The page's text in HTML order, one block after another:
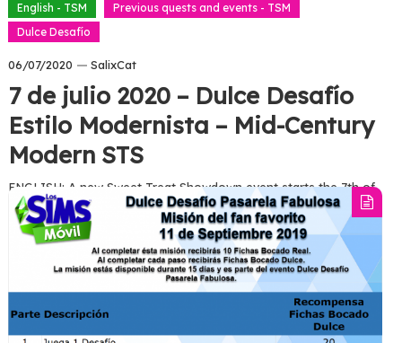
English - TSM
Previous quests and events - TSM
Dulce Desafío
06/07/2020 SalixCat
7 de julio 2020 – Dulce Desafío
Estilo Modernista – Mid-Century
Modern STS
ENGLISH: A new Sweet Treat Showdown event starts the 7th of
July 2020. Notice that the date/time may be subject to change.
The rewards of this event are The Sims…
#TheSimsMobile , dulce desafio , DulceDesafío , English ,